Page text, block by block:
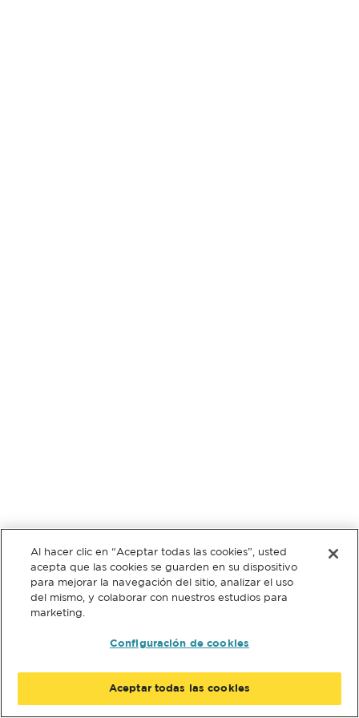
Al hacer clic en “Aceptar todas las cookies”, usted
acepta que las cookies se guarden en su dispositivo
para mejorar la navegación del sitio, analizar el uso
del mismo, y colaborar con nuestros estudios para
marketing.
Configuración de cookies
Aceptar todas las cookies